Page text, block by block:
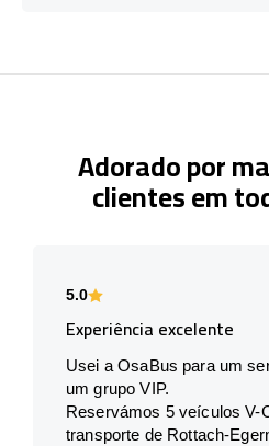
Adorado por
clientes em
5.0
Experiência excelente
Usei a OsaBus para um
um grupo VIP.
Reservámos 5 veículos V-
transporte de Rottach-